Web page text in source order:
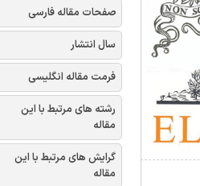
صفحات مقاله فارسی
سال انتشار
فرمت مقاله انگلیسی
رشته های مرتبط با این
مقاله
گرایش های مرتبط با این
مقاله